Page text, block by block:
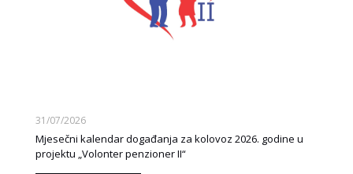
31/07/2026
Mjesečni kalendar događanja za kolovoz 2026. godine u
projektu „Volonter penzioner II“